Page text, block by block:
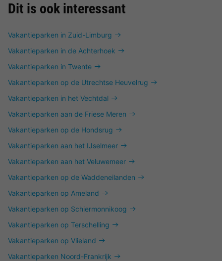
Dit is ook interessant
Vakantieparken in Zuid-Limburg
Vakantieparken in de Achterhoek
Vakantieparken in Twente
Vakantieparken op de Utrechtse Heuvelrug
Vakantieparken in het Vechtdal
Vakantieparken aan de Friese Meren
Vakantieparken op de Hondsrug
Vakantieparken aan het IJselmeer
Vakantieparken aan het Veluwemeer
Vakantieparken op de Waddeneilanden
Vakantieparken op Ameland
Vakantieparken op Schiermonnikoog
Vakantieparken op Terschelling
Vakantieparken op Vlieland
Vakantieparken Noord-Frankrijk